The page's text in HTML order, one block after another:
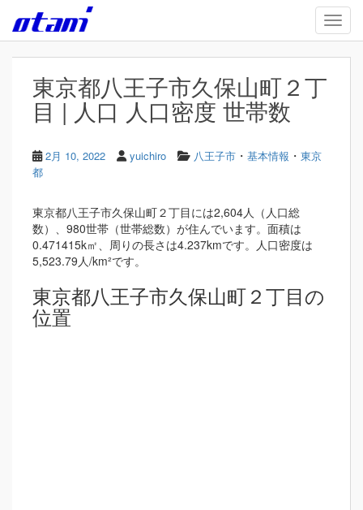
Skip to main content
東京都八王子市久保山町２丁
目 | 人口 人口密度 世帯数
2月 10, 2022 yuichiro 八王子市 ・ 基本情報 ・ 東京
都
東京都八王子市久保山町２丁目には2,604人（人口総
数）、980世帯（世帯総数）が住んでいます。面積は
0.471415k㎡、周りの長さは4.237kmです。人口密度は
5,523.79人/km²です。
東京都八王子市久保山町２丁目の
位置